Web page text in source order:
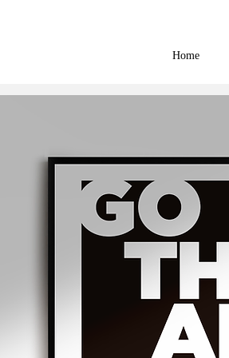
Home